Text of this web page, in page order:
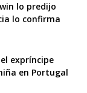
lo predijo
lo confirma
expríncipe
en Portugal